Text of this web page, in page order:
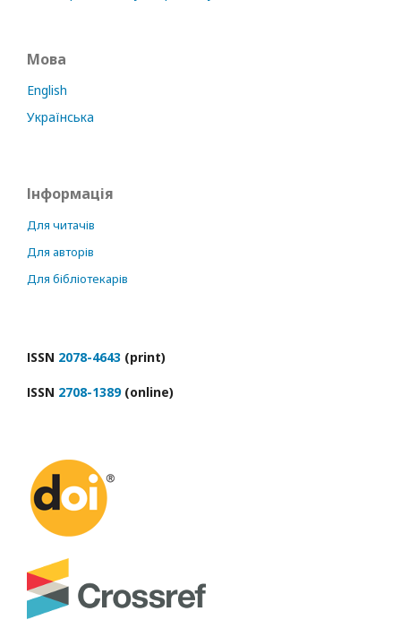
Мова
English
Українська
Інформація
Для читачів
Для авторів
Для бібліотекарів
ІSSN 2078-4643 (print)
ІSSN 2708-1389(online)